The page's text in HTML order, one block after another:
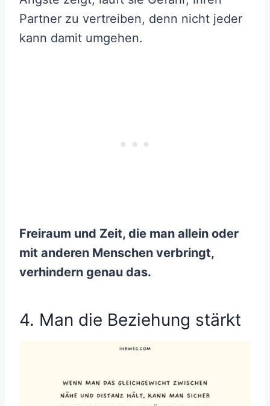
Partner zu vertreiben, denn nicht jeder
kann damit umgehen.
Freiraum und Zeit, die man allein oder
mit anderen Menschen verbringt,
verhindern genau das.
4. Man die Beziehung stärkt